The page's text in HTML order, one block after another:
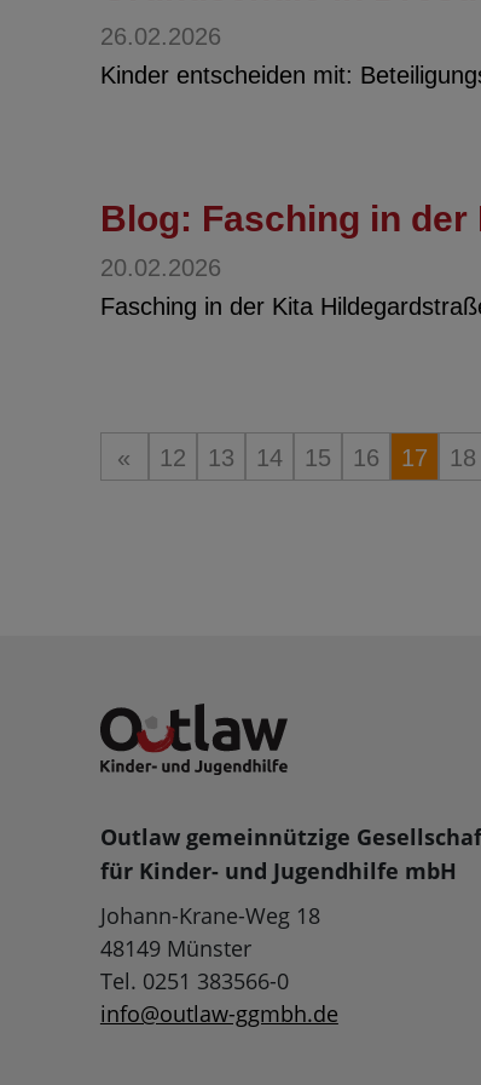
26.02.2026
Kinder entscheiden mit:
Blog: Fasching in
20.02.2026
Fasching in der Kita
« 12 13 14 15 16 17 18
Outlaw gemeinnützige
für Kinder- und Jugendhilfe mbH
Johann-Krane-Weg 18
48149 Münster
Tel. 0251 383566-0
info@outlaw-ggmbh.de